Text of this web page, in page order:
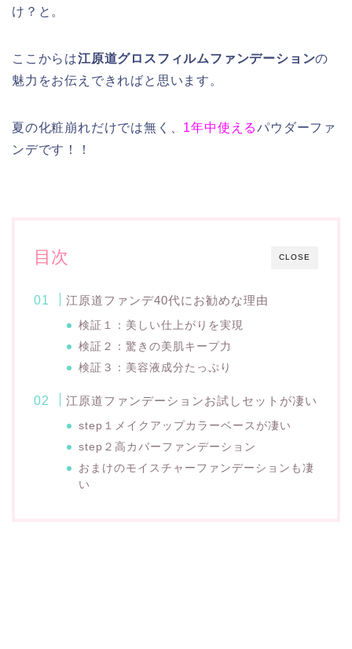
け？と。
ここからは江原道グロスフィルムファンデーションの
魅力をお伝えできればと思います。
夏の化粧崩れだけでは無く、 1年中使えるパウダーファ
ンデです！！
CLOSE
目次
江原道ファンデ40代にお勧めな理由
検証１：美しい仕上がりを実現
検証２：驚きの美肌キープ力
検証３：美容液成分たっぷり
江原道ファンデーションお試しセットが凄い
step１メイクアップカラーベースが凄い
step２高カバーファンデーション
おまけのモイスチャーファンデーションも凄
い